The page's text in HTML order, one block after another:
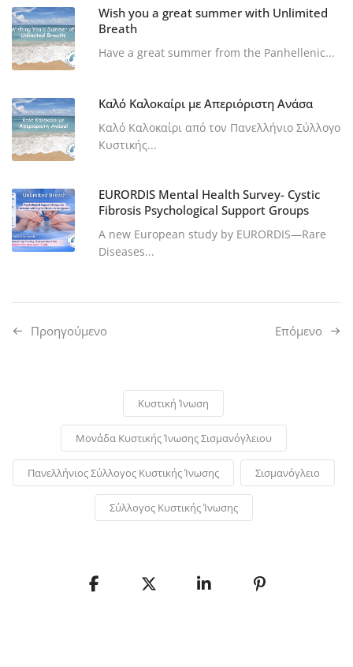
Wish you a great summer with Unlimited
Breath
Have a great summer from the Panhellenic...
Καλό Καλοκαίρι με Απεριόριστη Ανάσα
Καλό Καλοκαίρι από τον Πανελλήνιο Σύλλογο
Κυστικής...
EURORDIS Mental Health Survey- Cystic
Fibrosis Psychological Support Groups
A new European study by EURORDIS—Rare
Diseases...
Προηγούμενo Επόμενο
Κυστική Ίνωση
Μονάδα Κυστικής Ίνωσης Σισμανόγλειου
Πανελλήνιος Σύλλογος Κυστικής Ίνωσης Σισμανόγλειο
Σύλλογος Κυστικής Ίνωσης